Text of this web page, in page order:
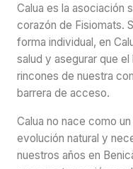
Calua es la asociación
corazón de Fisiomats.
forma individual, en
salud y asegurar que
rincones de nuestra
barrera de acceso.
Calua no nace como
evolución natural y
nuestros años en